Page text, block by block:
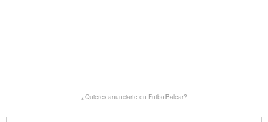
¿Quieres anunciarte en FutbolBalear?